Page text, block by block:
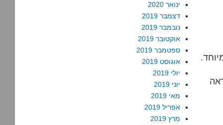
ינואר 2020
דצמבר 2019
נובמבר 2019
אוקטובר 2019
ספטמבר 2019
אוגוסט 2019
יולי 2019
יוני 2019
מאי 2019
אפריל 2019
מרץ 2019